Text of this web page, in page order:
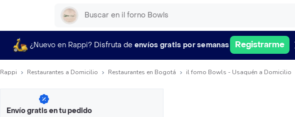
¿Nuevo en Rappi? Disfruta de envíos gratis por semanas Registrarme
Rappi Restaurantes a Domicilio Restaurantes en Bogotá il forno Bowls - Usaquén a Domicilio
Envío gratis en tu pedido